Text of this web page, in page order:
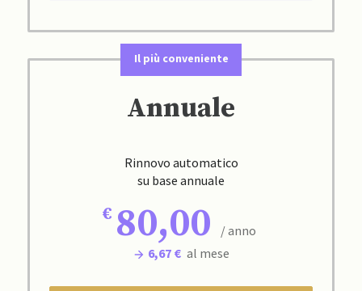
Il più conveniente
Annuale
Rinnovo automatico
su base annuale
80,00
/ anno
6,67 € al mese